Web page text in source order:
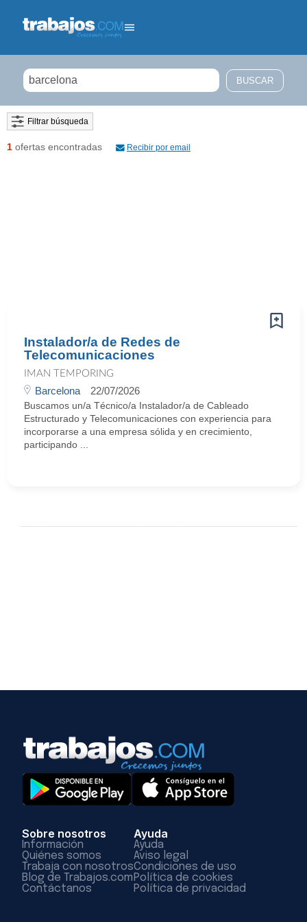
Filtrar búsqueda
1 ofertas encontradas Recibir por email
Instalador/a de Redes de
Telecomunicaciones
IMAN TEMPORING
Barcelona 22/07/2026
Buscamos un/a Técnico/a Instalador/a de Cableado
Estructurado y Telecomunicaciones con experiencia para
incorporarse a una empresa sólida y en crecimiento,
participando ...
Sobre nosotros
Información
Quiénes somos
Trabaja con nosotros
Blog de Trabajos.com
Contáctanos
Ayuda
Ayuda
Aviso legal
Condiciones de uso
Política de cookies
Política de privacidad